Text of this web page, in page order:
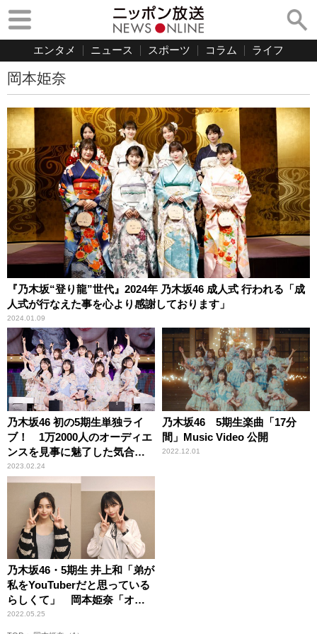
エンタメ ニュース スポーツ コラム ライフ
岡本姫奈
『乃木坂“登り龍”世代』2024年 乃木坂46 成人式 行われる「成
人式が行なえた事を心より感謝しております」
2024.01.09
乃木坂46 初の5期生単独ライ
ブ！ 1万2000人のオーディエ
ンスを見事に魅了した気合い
に満ち溢れる熱いステージ
2023.02.24
乃木坂46 5期生楽曲「17分
間」Music Video 公開
2022.12.01
乃木坂46・5期生 井上和「弟が
私をYouTuberだと思っている
らしくて」 岡本姫奈「オー
ディション中、心が折れて帰
ろうとして（笑）」
2022.05.25